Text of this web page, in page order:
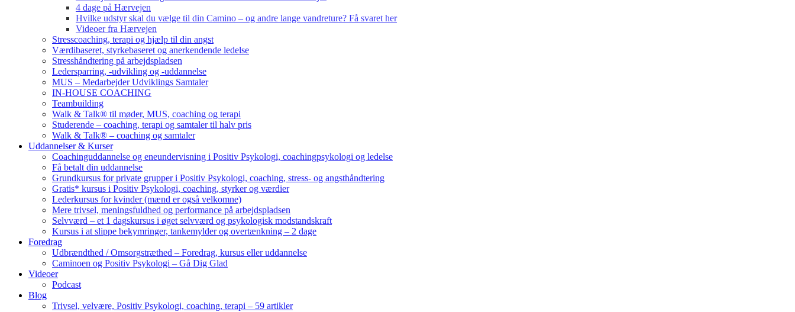
4 dage på Hærvejen
Hvilke udstyr skal du vælge til din Camino – og andre lange vandreture? Få svaret her
Videoer fra Hærvejen
Stresscoaching, terapi og hjælp til din angst
Værdibaseret, styrkebaseret og anerkendende ledelse
Stresshåndtering på arbejdspladsen
Ledersparring, -udvikling og -uddannelse
MUS – Medarbejder Udviklings Samtaler
IN-HOUSE COACHING
Teambuilding
Walk & Talk® til møder, MUS, coaching og terapi
Studerende – coaching, terapi og samtaler til halv pris
Walk & Talk® – coaching og samtaler
Uddannelser & Kurser
Coachinguddannelse og eneundervisning i Positiv Psykologi, coachingpsykologi og ledelse
Få betalt din uddannelse
Grundkursus for private grupper i Positiv Psykologi, coaching, stress- og angsthåndtering
Gratis* kursus i Positiv Psykologi, coaching, styrker og værdier
Lederkursus for kvinder (mænd er også velkomne)
Mere trivsel, meningsfuldhed og performance på arbejdspladsen
Selvværd – et 1 dagskursus i øget selvværd og psykologisk modstandskraft
Kursus i at slippe bekymringer, tankemylder og overtænkning – 2 dage
Foredrag
Udbrændthed / Omsorgstræthed – Foredrag, kursus eller uddannelse
Caminoen og Positiv Psykologi – Gå Dig Glad
Videoer
Podcast
Blog
Trivsel, velvære, Positiv Psykologi, coaching, terapi – 59 artikler